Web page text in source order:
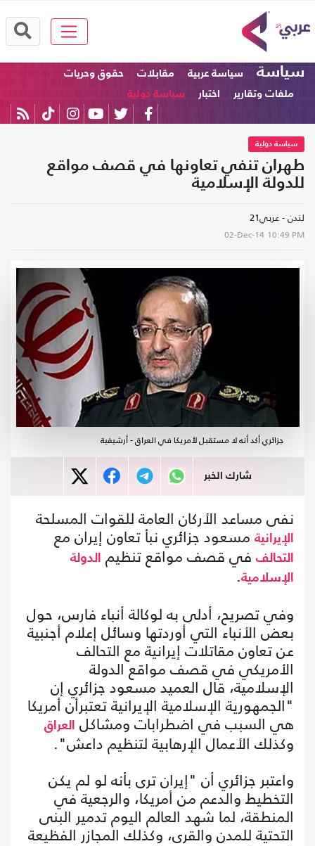
سياسة سياسة عربية مقابلات
حقوق وحريات
ملفات وتقارير
اختبار سياسة دولية
سياسة دولية
طهران تنفي تعاونها في قصف مواقع
للدولة الإسلامية
لندن - عربي21
02-Dec-14 10:49 PM
جزائري أكد أنه لا مستقبل لأمريكا في العراق - أرشيفية
شارك الخبر
نفى مساعد الأركان العامة للقوات المسلحة
الإيرانية مسعود جزائري نبأ تعاون إيران مع
التحالف في قصف مواقع تنظيم
الدولة
الإسلامية.
وفي تصريح، أدلى به لوكالة أنباء فارس، حول
بعض الأنباء التي أوردتها وسائل إعلام أجنبية
عن تعاون مقاتلات إيرانية مع التحالف
الأمريكي في قصف مواقع الدولة
الإسلامية، قال العميد مسعود جزائري إن
"الجمهورية الإسلامية الإيرانية تعتبرأن أمريكا
هي السبب في اضطرابات ومشاكل العراق
وكذلك الأعمال الإرهابية لتنظيم داعش".
واعتبر جزائري أن "إيران ترى بأنه لو لم يكن
التخطيط والدعم من أمريكا، والرجعية في
المنطقة، لما شهد العالم اليوم تدمير البنى
التحتية للمدن والقرى، وكذلك المجازر الفظيعة